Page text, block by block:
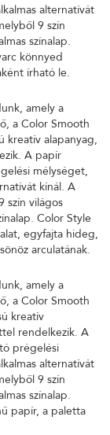
alternatívát
9 szín
színalap.
könnyed
írható le.
amely a
a Color Smooth
kreatív alapanyag,
A papír
mélységet,
kínál. A
szín világos
Color Style
egyfajta hideg,
arculatának.
amely a
a Color Smooth
kreatív
rendelkezik. A
prégelési
alternatívát
9 szín
színalap.
papír, a paletta